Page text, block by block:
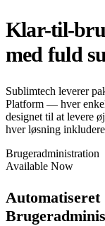
Klar-til-
med fuld
Sublimtech leverer
Platform — hver
designet til at levere
hver løsning
Brugeradministration
Available Now